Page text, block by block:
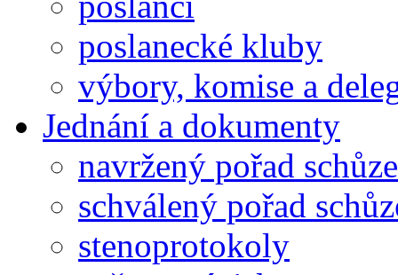
poslanecké kluby
výbory, komise a
Jednání a dokumenty
navržený pořad schůze
schválený pořad
stenoprotokoly